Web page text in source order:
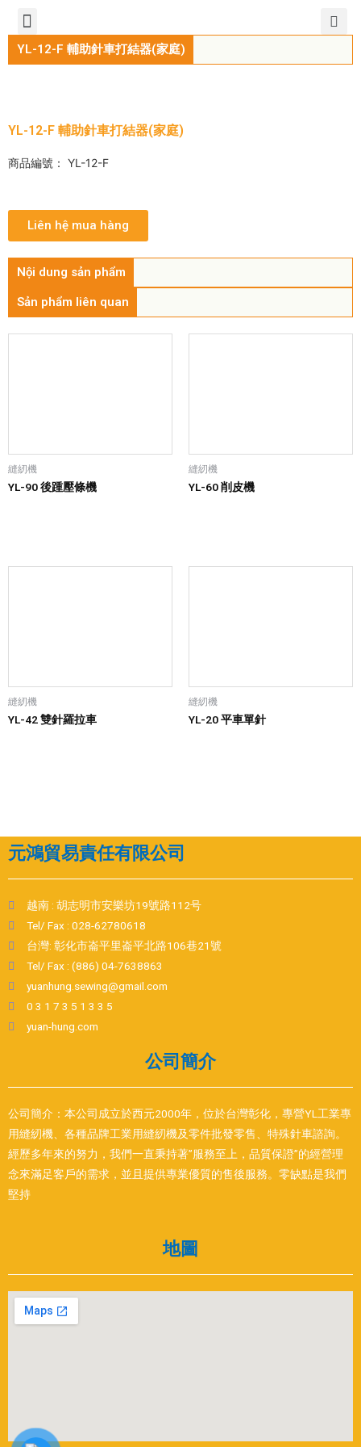
YL-12-F 輔助針車打結器(家庭)
YL-12-F 輔助針車打結器(家庭)
商品編號： YL-12-F
Liên hệ mua hàng
Nội dung sản phẩm
Sản phẩm liên quan
縫紉機
YL-90 後踵壓條機
縫紉機
YL-60 削皮機
縫紉機
YL-42 雙針羅拉車
縫紉機
YL-20 平車單針
元鴻貿易責任有限公司
越南 : 胡志明市安樂坊19號路112号
Tel/ Fax : 028-62780618
台灣: 彰化市崙平里崙平北路106巷21號
Tel/ Fax : (886) 04-7638863
yuanhung.sewing@gmail.com
0 3 1 7 3 5 1 3 3 5
yuan-hung.com
公司簡介
公司簡介：本公司成立於西元2000年，位於台灣彰化，專營YL工業專
用縫紉機、各種品牌工業用縫紉機及零件批發零售、特殊針車諮詢。
經歷多年來的努力，我們一直秉持著”服務至上，品質保證”的經營理
念來滿足客戶的需求，並且提供專業優質的售後服務。零缺點是我們
堅持
地圖